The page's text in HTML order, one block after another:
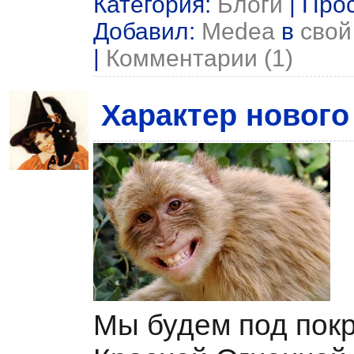
Добавил: Medea в
| Комментарии (1)
Характер
Мы будем под